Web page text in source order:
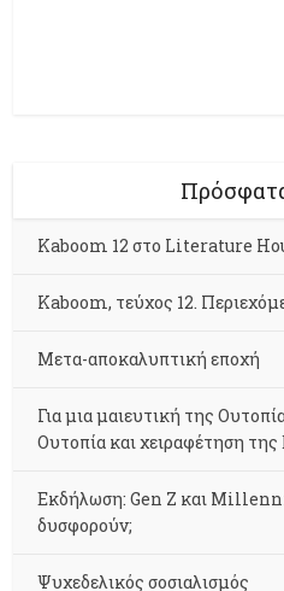
Kaboom 12 στο Literature
Kaboom, τεύχος 12.
Μετα-αποκαλυπτική εποχή
Για μια μαιευτική της
Ουτοπία και χειραφέτηση
Εκδήλωση: Gen Z και
δυσφορούν;
Ψυχεδελικός σοσιαλισμός